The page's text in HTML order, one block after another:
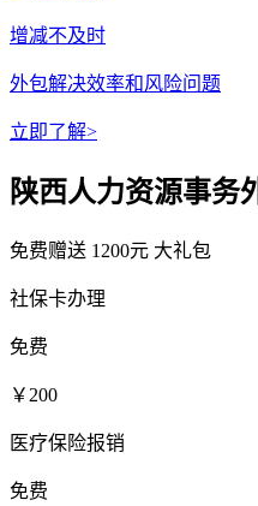
增减不及时
外包解决效率和风险问题
立即了解>
陕西人力资源事务
免费赠送 1200元 大礼包
社保卡办理
免费
￥200
医疗保险报销
免费